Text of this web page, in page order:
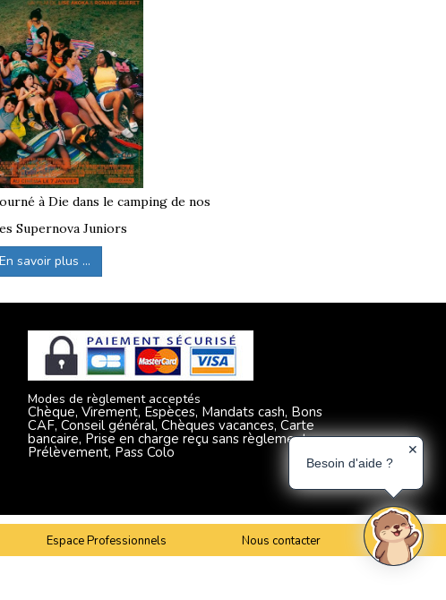
à Die dans le camping de nos
Supernova Juniors
En savoir plus ...
Modes de règlement acceptés
Chèque, Virement, Espèces, Mandats cash, Bons
CAF, Conseil général, Chèques vacances, Carte
bancaire, Prise en charge reçu sans règlement,
Prélèvement, Pass Colo
Espace Professionnels
Nous contacter
Besoin d'aide ?
✕